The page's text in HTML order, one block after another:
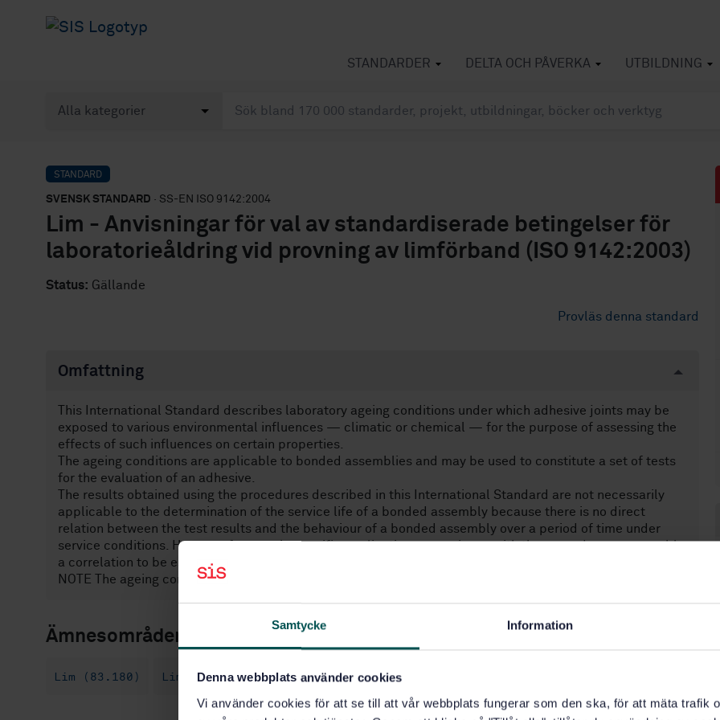
Samtycke Information
Denna webbplats använder cookies
Vi använder cookies för att se till att vår webbplats fungerar som den ska, för att mäta trafik
STANDARDER DELTA OCH PÅVERKA UTBILDNING
STANDARD
SVENSK STANDARD · SS-EN ISO 9142:2004
Lim - Anvisningar för val av standardiserade betingelser för
laboratorieåldring vid provning av limförband (ISO 9142:2003)
Status: Gällande
Provläs denna standard
Omfattning
This International Standard describes laboratory ageing conditions under which adhesive joints may be
exposed to various environmental influences — climatic or chemical — for the purpose of assessing the
effects of such influences on certain properties.
The ageing conditions are applicable to bonded assemblies and may be used to constitute a set of tests
for the evaluation of an adhesive.
The results obtained using the procedures described in this International Standard are not necessarily
applicable to the determination of the service life of a bonded assembly because there is no direct
relation between the test results and the behaviour of a bonded assembly over a period of time under
service conditions. However, for certain specific applications, experience with the procedures may enable
a correlation to be established.
NOTE The ageing conditions should preferably be related to the specific application of the adhesive.
Ämnesområden
Lim (83.180) Lim utom bygg- och trälim (83.182)